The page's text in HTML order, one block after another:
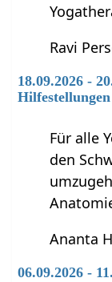
Ravi
18.09.2026 -
Für alle
den
Ananta
06.09.2026 -